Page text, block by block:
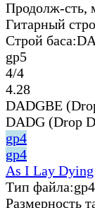
Продолж-сть,
Гитарный
Строй баса:
gp5
4/4
4.28
DADGBE
DADG (Drop
gp4
gp4
As I Lay
Тип файла:gp4
Размерность